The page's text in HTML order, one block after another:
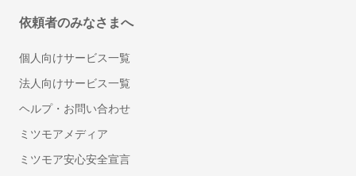
依頼者のみなさまへ
個人向けサービス一覧
法人向けサービス一覧
ヘルプ・お問い合わせ
ミツモアメディア
ミツモア安心安全宣言